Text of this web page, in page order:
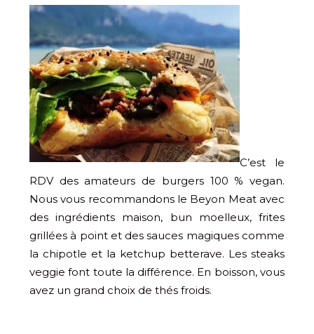
C’est le
RDV des amateurs de burgers 100 % vegan.
Nous vous recommandons le Beyon Meat avec
des ingrédients maison, bun moelleux, frites
grillées à point et des sauces magiques comme
la chipotle et la ketchup betterave. Les steaks
veggie font toute la différence. En boisson, vous
avez un grand choix de thés froids.